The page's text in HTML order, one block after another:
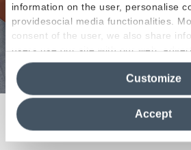
information on the user, personalise
providesocial media functionalities.
consent of the user, we also share
users use our site with our web,
media analytics partners, who may
information in their possession. By
clicking on "Reject", it will be
the site after installing only technical
information see the
Cookie Policy
Accept
Customize
La belleza ancestral de la